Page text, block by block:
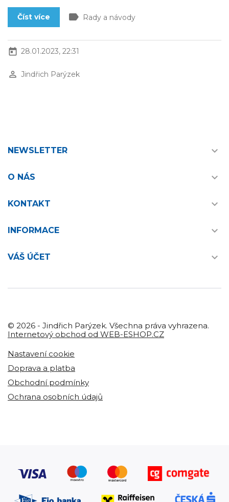
Číst více label Rady a návody
today 28.01.2023, 22:31
perm_identity Jindřich Parýzek
NEWSLETTER 
O NÁS 
KONTAKT 
INFORMACE 
VÁŠ ÚČET 
© 2026 - Jindřich Parýzek. Všechna práva vyhrazena.
Internetový obchod od WEB-ESHOP.CZ
Nastavení cookie
Doprava a platba
Obchodní podmínky
Ochrana osobních údajů